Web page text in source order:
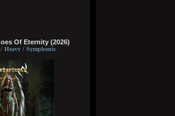
Of Eternity (2026)
Heavy / Symphonic